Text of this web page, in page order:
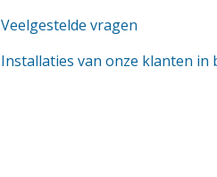
Veelgestelde vragen
Installaties van onze klanten in